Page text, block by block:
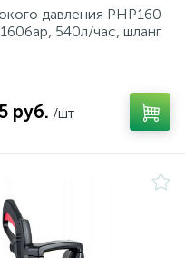
давления PHP160-
540л/час, шланг
руб. /шт